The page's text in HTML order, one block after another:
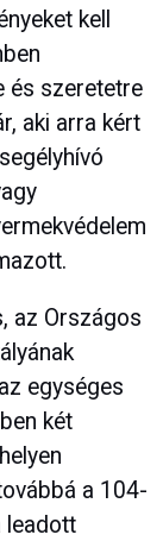
kell
és szeretetre
aki arra kért
az Országos
egységes
két
a 104-
leadott